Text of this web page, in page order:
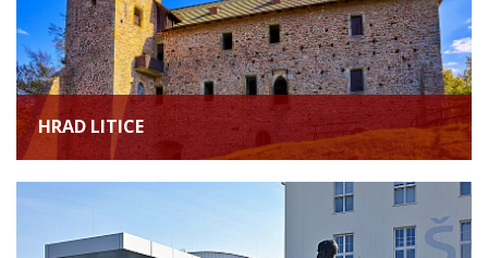
HRAD LITICE